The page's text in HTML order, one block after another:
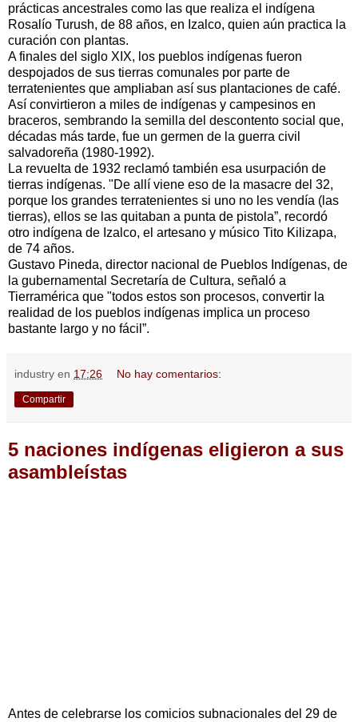
prácticas ancestrales como las que realiza el indígena
Rosalío Turush, de 88 años, en Izalco, quien aún practica la
curación con plantas.
A finales del siglo XIX, los pueblos indígenas fueron
despojados de sus tierras comunales por parte de
terratenientes que ampliaban así sus plantaciones de café.
Así convirtieron a miles de indígenas y campesinos en
braceros, sembrando la semilla del descontento social que,
décadas más tarde, fue un germen de la guerra civil
salvadoreña (1980-1992).
La revuelta de 1932 reclamó también esa usurpación de
tierras indígenas. "De allí viene eso de la masacre del 32,
porque los grandes terratenientes si uno no les vendía (las
tierras), ellos se las quitaban a punta de pistola”, recordó
otro indígena de Izalco, el artesano y músico Tito Kilizapa,
de 74 años.
Gustavo Pineda, director nacional de Pueblos Indígenas, de
la gubernamental Secretaría de Cultura, señaló a
Tierramérica que "todos estos son procesos, convertir la
realidad de los pueblos indígenas implica un proceso
bastante largo y no fácil”.
industry en 17:26 No hay comentarios:
Compartir
5 naciones indígenas eligieron a sus
asambleístas
Antes de celebrarse los comicios subnacionales del 29 de